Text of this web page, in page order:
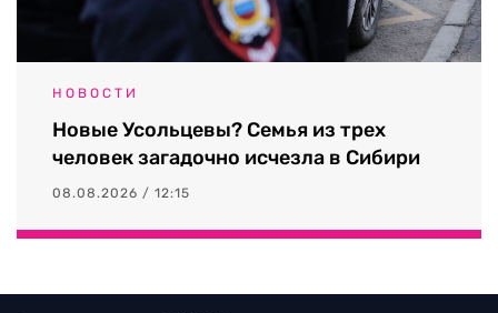
НОВОСТИ
Новые Усольцевы? Семья из трех
человек загадочно исчезла в Сибири
08.08.2026 / 12:15